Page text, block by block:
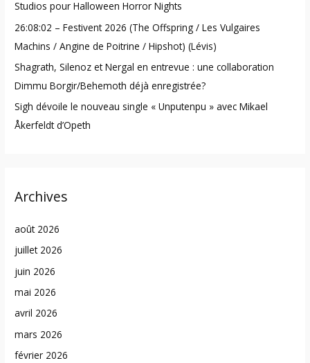
:Studios pour Halloween Horror Nights
26:08:02 – Festivent 2026 (The Offspring / Les Vulgaires
Machins / Angine de Poitrine / Hipshot) (Lévis)
Shagrath, Silenoz et Nergal en entrevue : une collaboration
Dimmu Borgir/Behemoth déjà enregistrée?
Sigh dévoile le nouveau single « Unputenpu » avec Mikael
Åkerfeldt d’Opeth
Archives
août 2026
juillet 2026
juin 2026
mai 2026
avril 2026
mars 2026
février 2026